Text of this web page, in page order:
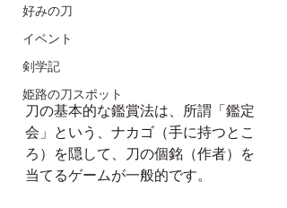
好みの刀
イベント
剣学記
姫路の刀スポット
刀の基本的な鑑賞法は、所謂「鑑定
会」という、ナカゴ（手に持つとこ
ろ）を隠して、刀の個銘（作者）を
当てるゲームが一般的です。